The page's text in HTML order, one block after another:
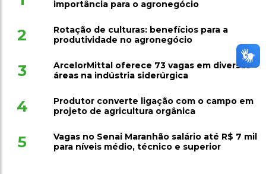
importância para o agronegócio
2
Rotação de culturas: benefícios para a
produtividade no agronegócio
3
ArcelorMittal oferece 73 vagas em diversas
áreas na indústria siderúrgica
4
Produtor converte ligação com o campo em
projeto de agricultura orgânica
5
Vagas no Senai Maranhão salário até R$ 7 mil
para níveis médio, técnico e superior